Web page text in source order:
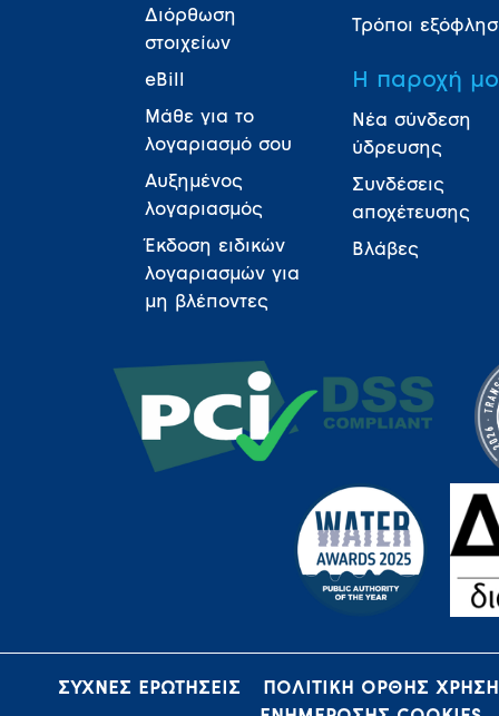
Διόρθωση
στοιχείων
eBill
Μάθε για το
λογαριασμό σου
Αυξημένος
λογαριασμός
Έκδοση ειδικών
λογαριασμών για
μη βλέποντες
Τρόποι
Η παροχή
Νέα σύνδεση
ύδρευσης
Συνδέσεις
αποχέτευσης
Βλάβες
ΣΥΧΝΕΣ ΕΡΩΤΗΣΕΙΣ
ΠΟΛΙΤΙΚΗ ΟΡΘΗΣ